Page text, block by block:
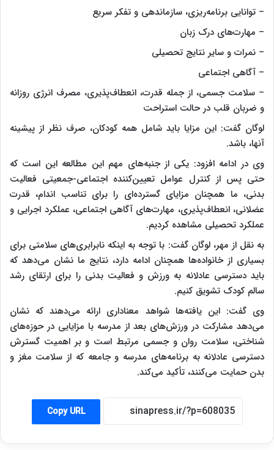
– توانایی برنامه‌ریزی، سازماندهی و تفکر سریع
– مهارت‌های درک زبان
– نمرات و سایر نتایج تحصیلی
– آگاهی اجتماعی
– سلامت جسمی، از جمله قدرت، انعطاف‌پذیری، مصرف انرژی روزانه
و ضربان قلب در حالت استراحت
لوگان گفت: این مزایا باید شامل همه کودکان، صرف نظر از پیشینه
آنها، باشد.
وی در ادامه افزود: یکی از جنبه‌های مهم این مطالعه این است که
حتی پس از کنترل عوامل تعیین‌کننده اجتماعی-جمعیتی فعالیت
بدنی، ما همچنان مزایای گسترده‌ای را برای تناسب اندام، قدرت
عضلانی، انعطاف‌پذیری، مهارت‌های آگاهی اجتماعی، عملکرد اجرایی و
عملکرد تحصیلی مشاهده کردیم.
به نقل از مهر، لوگان گفت: با توجه به اینکه نابرابری‌های سلامتی برای
بسیاری از خانواده‌ها همچنان ادامه دارد، نتایج ما نشان می‌دهد که
باید دسترسی عادلانه به ورزش و فعالیت بدنی را برای ارتقای رشد
سالم کودک تشویق کنیم.
وی گفت: این یافته‌ها شواهد معناداری ارائه می‌دهند که نشان
می‌دهد مشارکت در ورزش‌های بعد از مدرسه با مزایایی در حوزه‌های
شناختی، سلامت روان و جسمی مرتبط است و بر اهمیت گسترش
دسترسی عادلانه به برنامه‌های مدرسه و جامعه که از سلامت مغز و
بدن حمایت می‌کنند، تأکید می‌کند.
Copy URL